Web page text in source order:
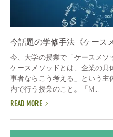
今話題の学修手法《ケース
今、大学の授業で「ケースメソ
ケースメソッドとは、企業の具
事者ならこう考える」という主
内で行う授業のこと。「M...
READ MORE